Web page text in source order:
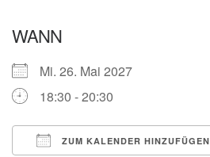
WANN
Mi. 26. Mai 2027
18:30 - 20:30
ZUM KALENDER HINZUFÜGEN